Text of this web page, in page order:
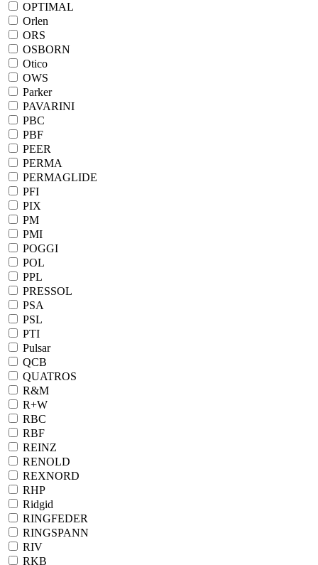
OPTIMAL
Orlen
ORS
OSBORN
Otico
OWS
Parker
PAVARINI
PBC
PBF
PEER
PERMA
PERMAGLIDE
PFI
PIX
PM
PMI
POGGI
POL
PPL
PRESSOL
PSA
PSL
PTI
Pulsar
QCB
QUATROS
R&M
R+W
RBC
RBF
REINZ
RENOLD
REXNORD
RHP
Ridgid
RINGFEDER
RINGSPANN
RIV
RKB